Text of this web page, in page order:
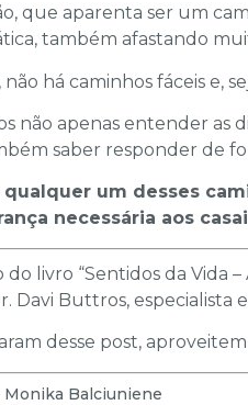
que aparenta ser um
também afastando
não há caminhos fáceis e,
não apenas entender
saber responder de
qualquer um desses
necessária aos
do livro “Sentidos da Vida
Davi Buttros, especialista
desse post,
Monika Balciuniene